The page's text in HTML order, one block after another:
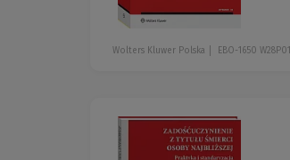
Wolters Kluwer Polska EBO-1650 W28P01